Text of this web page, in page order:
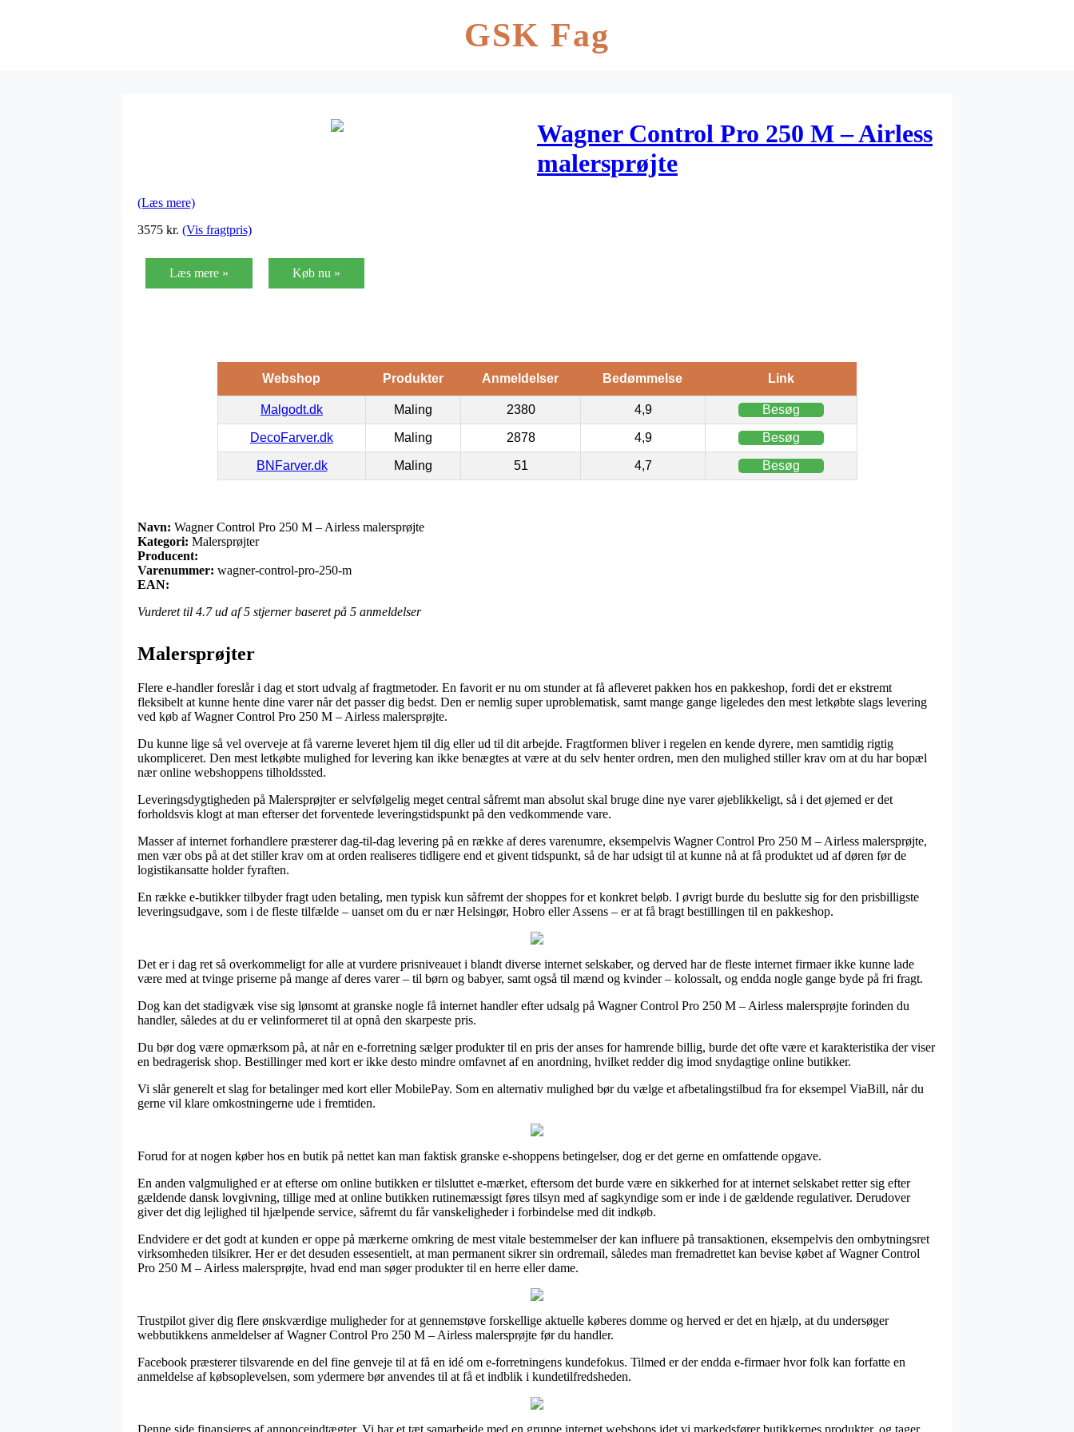
GSK Fag
Wagner Control Pro 250 M – Airless
malersprøjte
(Læs mere)
3575 kr. (Vis fragtpris)
Læs mere » Køb nu »
Webshop Produkter Anmeldelser Bedømmelse Link
Malgodt.dk Maling 2380 4,9 Besøg
DecoFarver.dk Maling 2878 4,9 Besøg
BNFarver.dk Maling 51 4,7 Besøg
Navn: Wagner Control Pro 250 M – Airless malersprøjte
Kategori: Malersprøjter
Producent:
Varenummer: wagner-control-pro-250-m
EAN:
Vurderet til 4.7ud af 5 stjerner baseret på 5 anmeldelser
Malersprøjter
Flere e-handler foreslår i dag et stort udvalg af fragtmetoder. En favorit er nu om stunder at få afleveret pakken hos en pakkeshop, fordi det er ekstremt
fleksibelt at kunne hente dine varer når det passer dig bedst. Den er nemlig super uproblematisk, samt mange gange ligeledes den mest letkøbte slags levering
ved køb af Wagner Control Pro 250 M – Airless malersprøjte.
Du kunne lige så vel overveje at få varerne leveret hjem til dig eller ud til dit arbejde. Fragtformen bliver i regelen en kende dyrere, men samtidig rigtig
ukompliceret. Den mest letkøbte mulighed for levering kan ikke benægtes at være at du selv henter ordren, men den mulighed stiller krav om at du har bopæl
nær online webshoppens tilholdssted.
Leveringsdygtigheden på Malersprøjter er selvfølgelig meget central såfremt man absolut skal bruge dine nye varer øjeblikkeligt, så i det øjemed er det
forholdsvis klogt at man efterser det forventede leveringstidspunkt på den vedkommende vare.
Masser af internet forhandlere præsterer dag-til-dag levering på en række af deres varenumre, eksempelvis Wagner Control Pro 250 M – Airless malersprøjte,
men vær obs på at det stiller krav om at orden realiseres tidligere end et givent tidspunkt, så de har udsigt til at kunne nå at få produktet ud af døren før de
logistikansatte holder fyraften.
En række e-butikker tilbyder fragt uden betaling, men typisk kun såfremt der shoppes for et konkret beløb. I øvrigt burde du beslutte sig for den prisbilligste
leveringsudgave, som i de fleste tilfælde – uanset om du er nær Helsingør, Hobro eller Assens – er at få bragt bestillingen til en pakkeshop.
Det er i dag ret så overkommeligt for alle at vurdere prisniveauet i blandt diverse internet selskaber, og derved har de fleste internet firmaer ikke kunne lade
være med at tvinge priserne på mange af deres varer – til børn og babyer, samt også til mænd og kvinder – kolossalt, og endda nogle gange byde på fri fragt.
Dog kan det stadigvæk vise sig lønsomt at granske nogle få internet handler efter udsalg på Wagner Control Pro 250 M – Airless malersprøjte forinden du
handler, således at du er velinformeret til at opnå den skarpeste pris.
Du bør dog være opmærksom på, at når en e-forretning sælger produkter til en pris der anses for hamrende billig, burde det ofte være et karakteristika der viser
en bedragerisk shop. Bestillinger med kort er ikke desto mindre omfavnet af en anordning, hvilket redder dig imod snydagtige online butikker.
Vi slår generelt et slag for betalinger med kort eller MobilePay. Som en alternativ mulighed bør du vælge et afbetalingstilbud fra for eksempel ViaBill, når du
gerne vil klare omkostningerne ude i fremtiden.
Forud for at nogen køber hos en butik på nettet kan man faktisk granske e-shoppens betingelser, dog er det gerne en omfattende opgave.
En anden valgmulighed er at efterse om online butikken er tilsluttet e-mærket, eftersom det burde være en sikkerhed for at internet selskabet retter sig efter
gældende dansk lovgivning, tillige med at online butikken rutinemæssigt føres tilsyn med af sagkyndige som er inde i de gældende regulativer. Derudover
giver det dig lejlighed til hjælpende service, såfremt du får vanskeligheder i forbindelse med dit indkøb.
Endvidere er det godt at kunden er oppe på mærkerne omkring de mest vitale bestemmelser der kan influere på transaktionen, eksempelvis den ombytningsret
virksomheden tilsikrer. Her er det desuden essesentielt, at man permanent sikrer sin ordremail, således man fremadrettet kan bevise købet af Wagner Control
Pro 250 M – Airless malersprøjte, hvad end man søger produkter til en herre eller dame.
Trustpilot giver dig flere ønskværdige muligheder for at gennemstøve forskellige aktuelle køberes domme og herved er det en hjælp, at du undersøger
webbutikkens anmeldelser af Wagner Control Pro 250 M – Airless malersprøjte før du handler.
Facebook præsterer tilsvarende en del fine genveje til at få en idé om e-forretningens kundefokus. Tilmed er der endda e-firmaer hvor folk kan forfatte en
anmeldelse af købsoplevelsen, som ydermere bør anvendes til at få et indblik i kundetilfredsheden.
Denne side finansieres af annonceindtægter. Vi har et tæt samarbejde med en gruppe internet webshops idet vi markedsfører butikkernes produkter, og tager